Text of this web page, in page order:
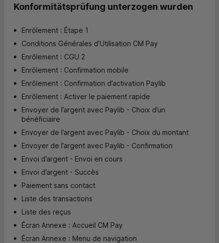
Konformitätsprüfung unterzogen wurden
Enrôlement : Étape 1
Conditions Générales d’Utilisation CM Pay
Enrôlement : CGU 2
Enrôlement : Confirmation mobile
Enrôlement : Confirmation d’activation Paylib
Enrôlement : Activer le paiement rapide
Envoyer de l’argent avec Paylib - Choix d’un
bénéficiaire
Envoyer de l’argent avec Paylib - Choix du montant
Envoyer de l’argent avec Paylib - Confirmation
Envoi d’argent - Envoi en cours
Envoi d’argent - Succès
Paiement sans contact
Liste des transactions
Liste des reçus
Écran Annexe : Accueil CM Pay
Écran Annexe : Menu de navigation